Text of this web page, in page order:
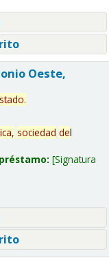
Oeste,
.
sociedad del
Signatura